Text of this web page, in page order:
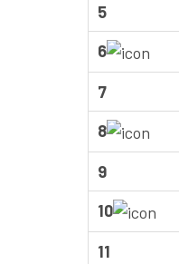
5
6
7
8
9
10
11